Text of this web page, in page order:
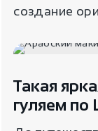
создание
Такая
гуляем